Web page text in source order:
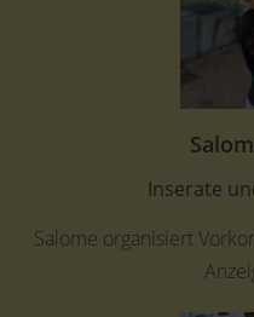
Inserate
Salome organisiert